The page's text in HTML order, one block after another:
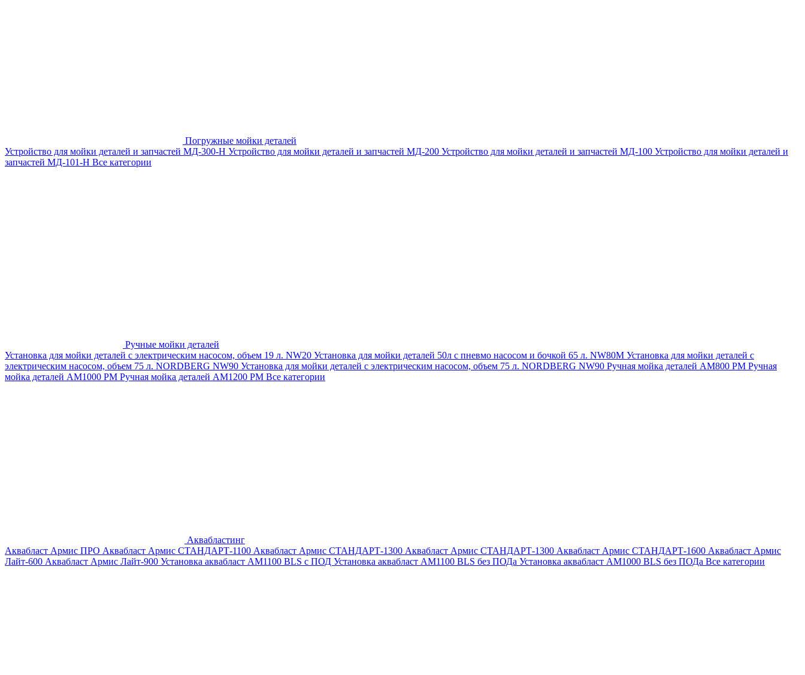
Погружные мойки деталей
Устройство для мойки деталей и запчастей МД-300-H Устройство для мойки деталей и запчастей МД-200 Устройство для мойки деталей и запчастей МД-100 Устройство для мойки деталей и
запчастей МД-101-Н Все категории
Ручные мойки деталей
Установка для мойки деталей с электрическим насосом, объем 19 л. NW20 Установка для мойки деталей 50л с пневмо насосом и бочкой 65 л. NW80M Установка для мойки деталей с
электрическим насосом, объем 75 л. NORDBERG NW90 Установка для мойки деталей с электрическим насосом, объем 75 л. NORDBERG NW90 Ручная мойка деталей АМ800 РМ Ручная
мойка деталей АМ1000 РМ Ручная мойка деталей АМ1200 РМ Все категории
Аквабластинг
Аквабласт Армис ПРО Аквабласт Армис СТАНДАРТ-1100 Аквабласт Армис СТАНДАРТ-1300 Аквабласт Армис СТАНДАРТ-1300 Аквабласт Армис СТАНДАРТ-1600 Аквабласт Армис
Лайт-600 Аквабласт Армис Лайт-900 Установка аквабласт AM1100 BLS с ПОД Установка аквабласт AM1100 BLS без ПОДа Установка аквабласт AM1000 BLS без ПОДа Все категории